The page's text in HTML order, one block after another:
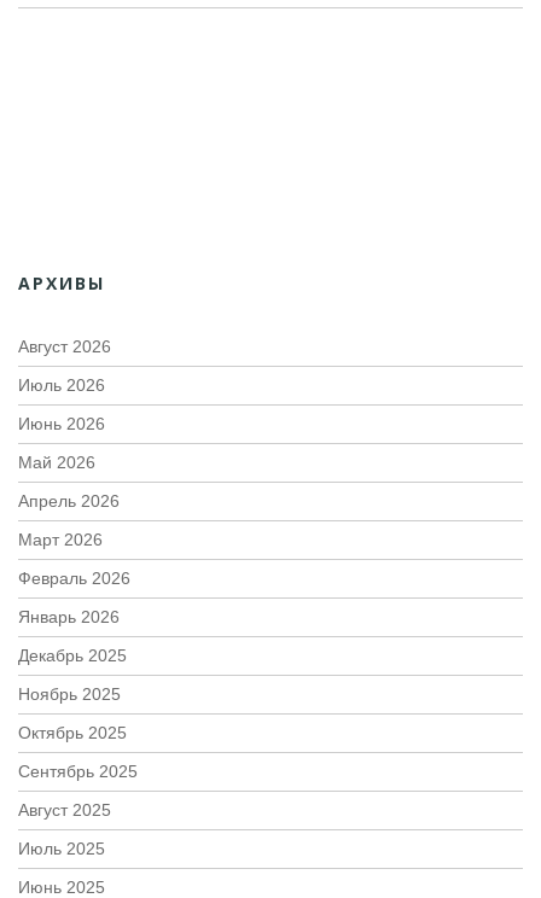
АРХИВЫ
Август 2026
Июль 2026
Июнь 2026
Май 2026
Апрель 2026
Март 2026
Февраль 2026
Январь 2026
Декабрь 2025
Ноябрь 2025
Октябрь 2025
Сентябрь 2025
Август 2025
Июль 2025
Июнь 2025